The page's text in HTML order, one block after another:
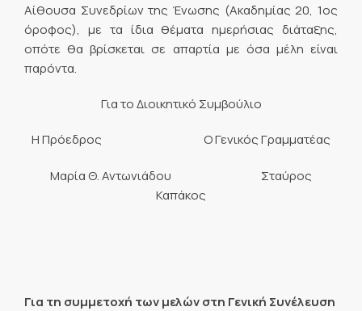
Αίθουσα Συνεδρίων της Ένωσης (Ακαδημίας 20, 1ος
όροφος), με τα ίδια θέματα ημερήσιας διάταξης,
οπότε θα βρίσκεται σε απαρτία με όσα μέλη είναι
παρόντα.
Για το Διοικητικό Συμβούλιο
Η Πρόεδρος Ο Γενικός Γραμματέας
Μαρία Θ. Αντωνιάδου Σταύρος
Καπάκος
Για τη συμμετοχή των μελών στη Γενική Συνέλευση